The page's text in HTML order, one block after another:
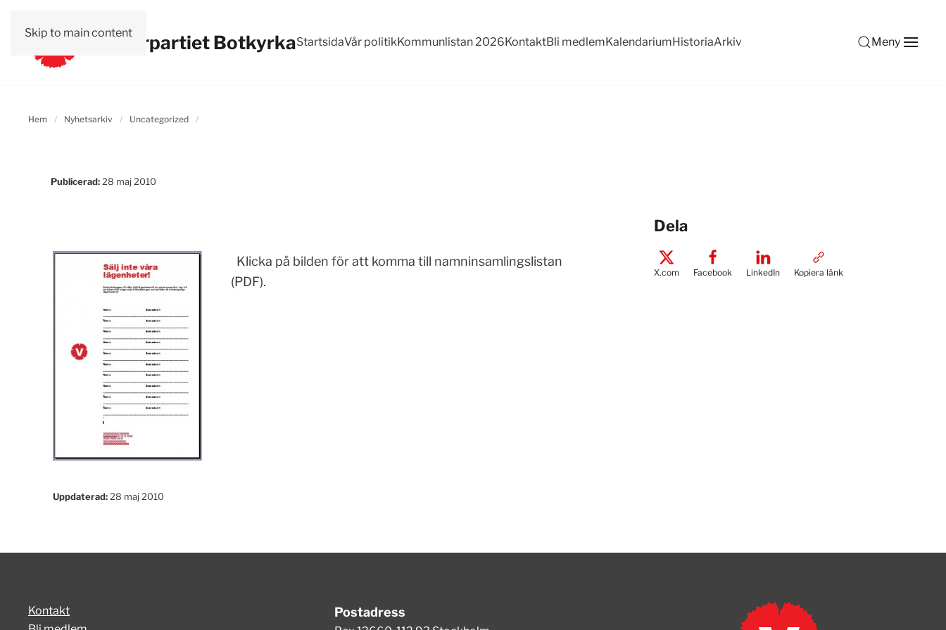
Skip to main contentVänsterpartiet BotkyrkaStartsidaVår politikKommunlistan 2026KontaktBli medlemKalendariumHistoriaArkiv Meny
Hem Nyhetsarkiv Uncategorized
Publicerad: 28 maj 2010
Klicka på bilden för att komma till namninsamlingslistan
(PDF).
Uppdaterad:28 maj 2010
Dela
X.com Facebook LinkedIn Kopiera länk
Kontakt
Postadress